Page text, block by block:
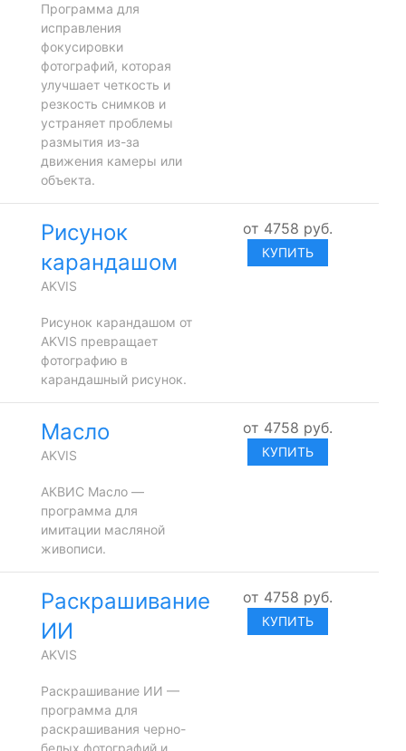
Программа для
исправления
фокусировки
фотографий, которая
улучшает четкость и
резкость снимков и
устраняет проблемы
размытия из-за
движения камеры или
объекта.
Рисунок
карандашом
AKVIS
Рисунок карандашом от
AKVIS превращает
фотографию в
карандашный рисунок.
от 4758 руб.
КУПИТЬ
Масло
AKVIS
АКВИС Масло —
программа для
имитации масляной
живописи.
от 4758 руб.
КУПИТЬ
Раскрашивание
ИИ
AKVIS
Раскрашивание ИИ —
программа для
раскрашивания черно-
белых фотографий и
от 4758 руб.
КУПИТЬ